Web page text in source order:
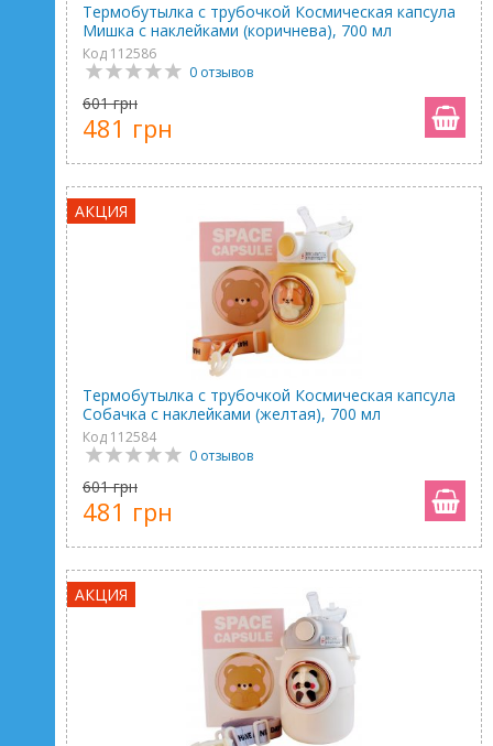
Термобутылка с трубочкой Космическая капсула
Мишка с наклейками (коричнева), 700 мл
Код 112586
0 отзывов
601 грн
481 грн
АКЦИЯ
Термобутылка с трубочкой Космическая капсула
Собачка с наклейками (желтая), 700 мл
Код 112584
0 отзывов
601 грн
481 грн
АКЦИЯ